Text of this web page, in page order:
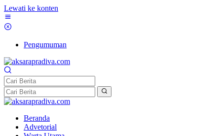
Lewati ke konten
Pengumuman
Beranda
Advetorial